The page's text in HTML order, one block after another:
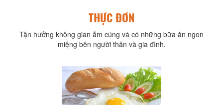
THỰC ĐƠN
Tận hưởng không gian ấm cúng và có những bữa ăn ngon
miệng bên người thân và gia đình.